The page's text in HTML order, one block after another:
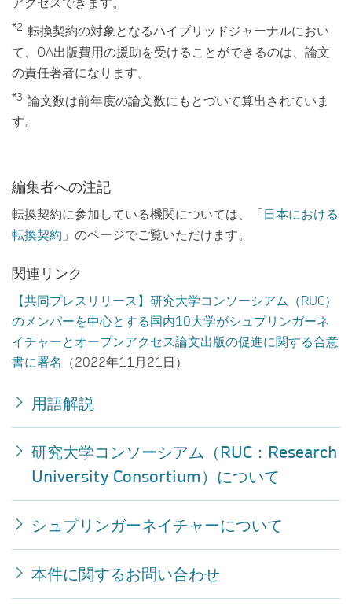
*2 転換契約の対象となるハイブリッドジャーナルにおい
て、OA出版費用の援助を受けることができるのは、論文
の責任著者になります。
*3 論文数は前年度の論文数にもとづいて算出されていま
す。
編集者への注記
転換契約に参加している機関については、「日本における
転換契約 」のページでご覧いただけます。
関連リンク
【共同プレスリリース】研究大学コンソーシアム（RUC）
のメンバーを中心とする国内10大学がシュプリンガーネ
イチャーとオープンアクセス論文出版の促進に関する合意
書に署名 （2022年11月21日）
用語解説
研究大学コンソーシアム（RUC：Research
University Consortium）について
シュプリンガーネイチャーについて
本件に関するお問い合わせ